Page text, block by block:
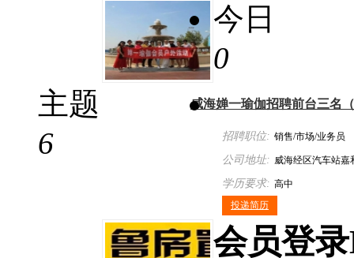
威海婵一瑜伽招聘前台三名
招聘职位: 销售/市场/业务员
公司地址: 威海经区汽车站嘉
楼710室
学历要求: 高中
投递简历
今日
0
主题
6
会员登录